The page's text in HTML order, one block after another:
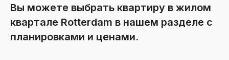
Вы можете выбрать квартиру в жилом
квартале Rotterdam в нашем разделе с
планировками и ценами.